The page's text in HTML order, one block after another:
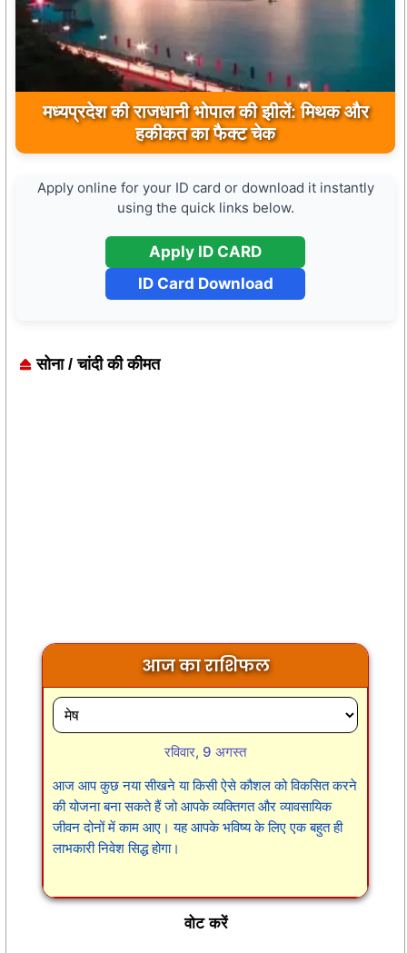
मुख्यमंत्री डॉ. मोहन यादव ने मऊगंज के बहुती जलप्रपात
का अवलोकन कर पर्यटन विकास की दिशा में उठाया कदम
Apply online for your ID card or download it instantly
using the quick links below.
Apply ID CARD
ID Card Download
सोना / चांदी की कीमत
आज का राशिफल
रविवार, 9 अगस्त
आज आप कुछ नया सीखने या किसी ऐसे कौशल को विकसित करने
की योजना बना सकते हैं जो आपके व्यक्तिगत और व्यावसायिक
जीवन दोनों में काम आए। यह आपके भविष्य के लिए एक बहुत ही
लाभकारी निवेश सिद्ध होगा।
वोट करें